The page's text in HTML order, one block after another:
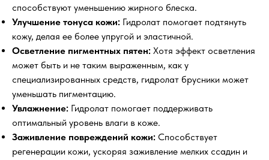
способствуют уменьшению жирного блеска.
Улучшение тонуса кожи: Гидролат помогает подтянуть
кожу, делая ее более упругой и эластичной.
Осветление пигментных пятен: Хотя эффект осветления
может быть и не таким выраженным, как у
специализированных средств, гидролат брусники может
уменьшать пигментацию.
Увлажнение: Гидролат помогает поддерживать
оптимальный уровень влаги в коже.
Заживление повреждений кожи: Способствует
регенерации кожи, ускоряя заживление мелких ссадин и